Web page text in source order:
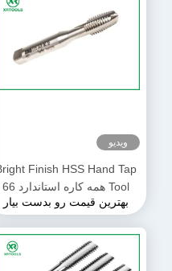
ویدیو
Bright Finish HSS Hand Tap
Tool همه کاره استاندارد 66
درجه زاویه استاندارد ISO529
بهترین قیمت رو بدست بیار